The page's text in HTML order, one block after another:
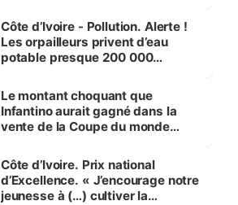
Côte d’Ivoire - Pollution. Alerte !
Les orpailleurs privent d’eau
potable presque 200 000
Le montant choquant que
Infantino aurait gagné dans la
vente de la Coupe du monde
Côte d’Ivoire. Prix national
d’Excellence. « J’encourage notre
jeunesse à (…) cultiver la